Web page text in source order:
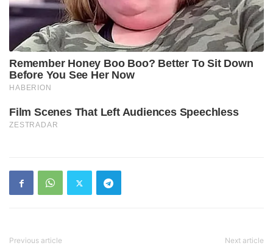
Previous article Next article